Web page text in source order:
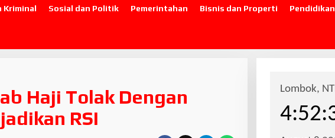
Kriminal Sosial dan Politik Pemerintahan Bisnis dan Properti Pendidikan
Haji Tolak Dengan
RSI